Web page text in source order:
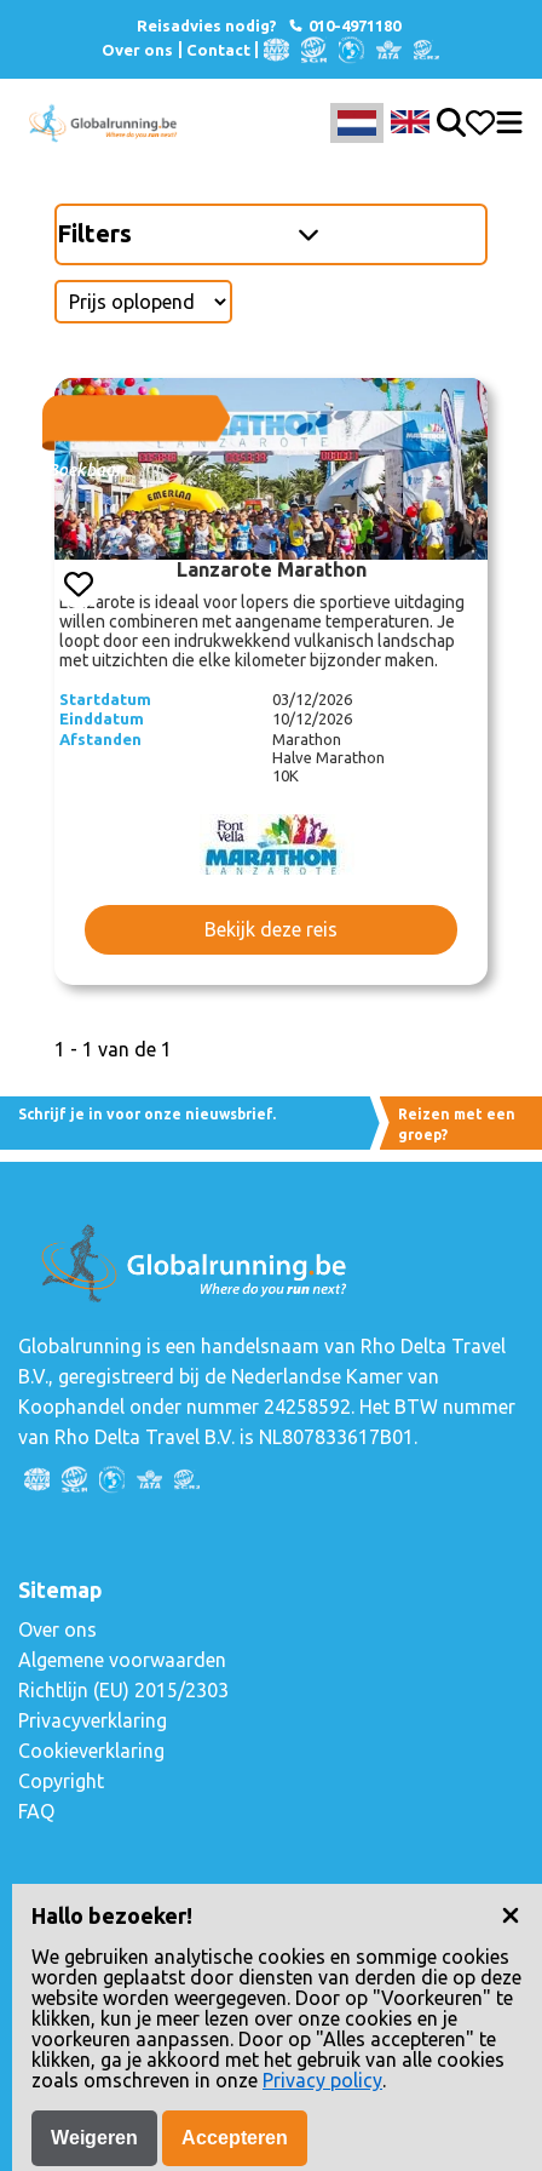
Reisadvies nodig?
010-4971180
Over ons
Contact
Filters
Boekbaar
Lanzarote Marathon
Lanzarote is ideaal voor lopers die sportieve uitdaging
willen combineren met aangename temperaturen. Je
loopt door een indrukwekkend vulkanisch landschap
met uitzichten die elke kilometer bijzonder maken.
Startdatum
03/12/2026
Einddatum
10/12/2026
Afstanden
Marathon
Halve Marathon
10K
Bekijk deze reis
1 - 1 van de 1
Hallo bezoeker!
We gebruiken analytische cookies en sommige cookies
worden geplaatst door diensten van derden die op deze
website worden weergegeven. Door op "Voorkeuren" te
klikken, kun je meer lezen over onze cookies en je
voorkeuren aanpassen. Door op "Alles accepteren" te
klikken, ga je akkoord met het gebruik van alle cookies
zoals omschreven in onze Privacy policy.
Weigeren Accepteren
Schrijf je in voor onze nieuwsbrief.
Reizen met een
groep?
Globalrunning is een handelsnaam van Rho Delta Travel
B.V., geregistreerd bij de Nederlandse Kamer van
Koophandel onder nummer 24258592. Het BTW nummer
van Rho Delta Travel B.V. is NL807833617B01.
Sitemap
Over ons
Algemene voorwaarden
Richtlijn (EU) 2015/2303
Privacyverklaring
Cookieverklaring
Copyright
FAQ
Contact opnemen
Escudostraat 2
2991 XV Barendrecht, Nederland
010-4971180
info@globalrunning.be
KVK nr.: 24258592